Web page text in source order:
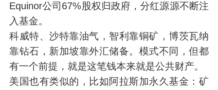
Equinor公司67%股权归政府，分红源源不断注
入基金。
科威特、沙特靠油气，智利靠铜矿，博茨瓦纳
靠钻石，新加坡靠外汇储备。模式不同，但都
有一个前提，就是这笔钱本来就是公共财产。
美国也有类似的，比如阿拉斯加永久基金：矿